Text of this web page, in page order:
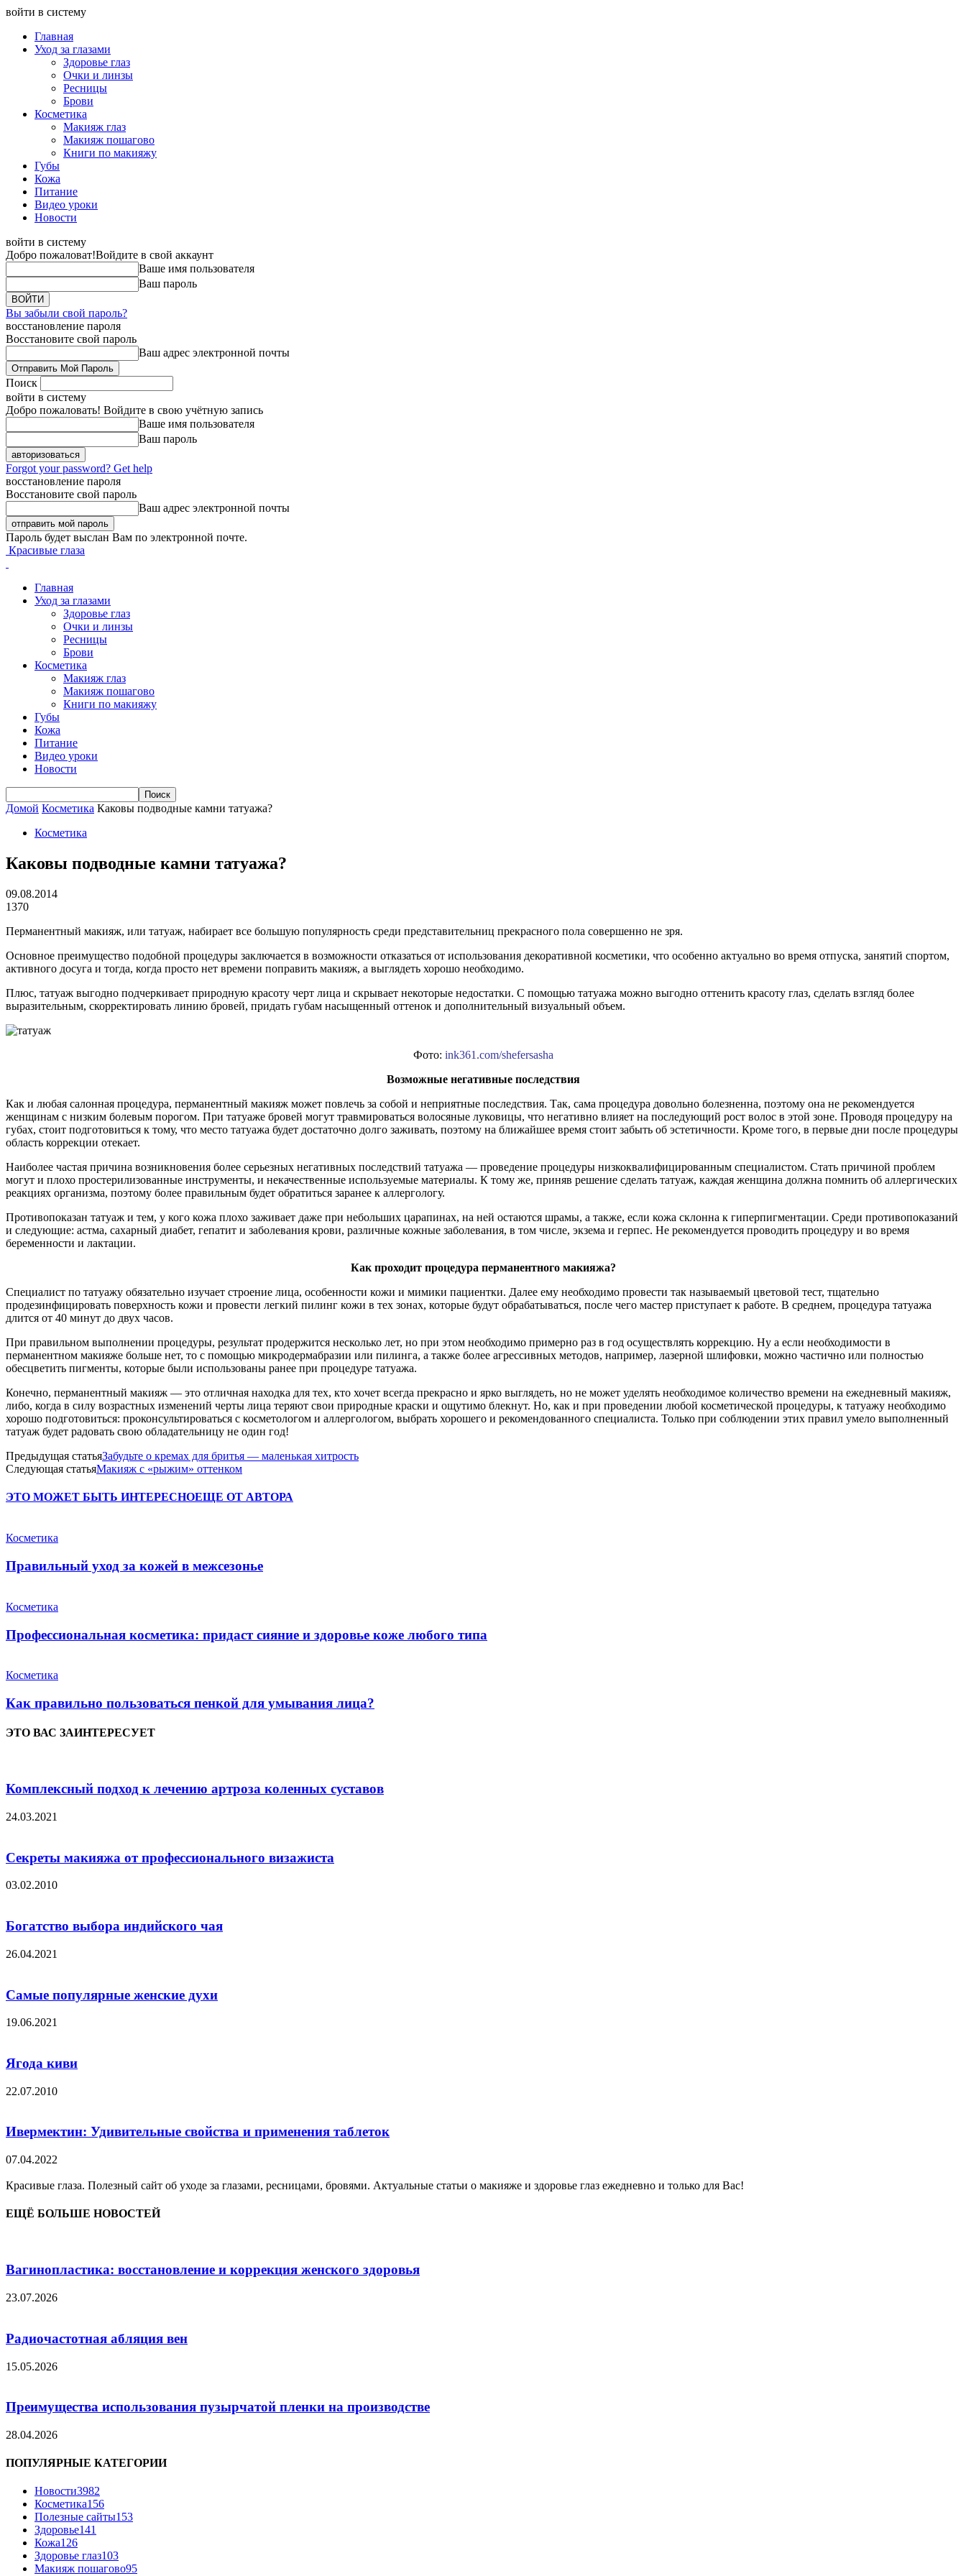
войти в систему
Главная
Уход за глазами
Здоровье глаз
Очки и линзы
Ресницы
Брови
Косметика
Макияж глаз
Макияж пошагово
Книги по макияжу
Губы
Кожа
Питание
Видео уроки
Новости
войти в систему
Добро пожаловат!Войдите в свой аккаунт
Ваше имя пользователя
Ваш пароль
Вы забыли свой пароль?
восстановление пароля
Восстановите свой пароль
Ваш адрес электронной почты
Поиск
войти в систему
Добро пожаловать! Войдите в свою учётную запись
Ваше имя пользователя
Ваш пароль
Forgot your password? Get help
восстановление пароля
Восстановите свой пароль
Ваш адрес электронной почты
Пароль будет выслан Вам по электронной почте.
Красивые глаза
Главная
Уход за глазами
Здоровье глаз
Очки и линзы
Ресницы
Брови
Косметика
Макияж глаз
Макияж пошагово
Книги по макияжу
Губы
Кожа
Питание
Видео уроки
Новости
Домой Косметика Каковы подводные камни татуажа?
Косметика
Каковы подводные камни татуажа?
09.08.2014
1370
Перманентный макияж, или татуаж, набирает все большую популярность среди представительниц прекрасного пола совершенно не зря.
Основное преимущество подобной процедуры заключается в возможности отказаться от использования декоративной косметики, что особенно актуально во время отпуска, занятий спортом,
активного досуга и тогда, когда просто нет времени поправить макияж, а выглядеть хорошо необходимо.
Плюс, татуаж выгодно подчеркивает природную красоту черт лица и скрывает некоторые недостатки. С помощью татуажа можно выгодно оттенить красоту глаз, сделать взгляд более
выразительным, скорректировать линию бровей, придать губам насыщенный оттенок и дополнительный визуальный объем.
Фото: ink361.com/shefersasha
Возможные негативные последствия
Как и любая салонная процедура, перманентный макияж может повлечь за собой и неприятные последствия. Так, сама процедура довольно болезненна, поэтому она не рекомендуется
женщинам с низким болевым порогом. При татуаже бровей могут травмироваться волосяные луковицы, что негативно влияет на последующий рост волос в этой зоне. Проводя процедуру на
губах, стоит подготовиться к тому, что место татуажа будет достаточно долго заживать, поэтому на ближайшее время стоит забыть об эстетичности. Кроме того, в первые дни после процедуры
область коррекции отекает.
Наиболее частая причина возникновения более серьезных негативных последствий татуажа — проведение процедуры низкоквалифицированным специалистом. Стать причиной проблем
могут и плохо простерилизованные инструменты, и некачественные используемые материалы. К тому же, приняв решение сделать татуаж, каждая женщина должна помнить об аллергических
реакциях организма, поэтому более правильным будет обратиться заранее к аллергологу.
Противопоказан татуаж и тем, у кого кожа плохо заживает даже при небольших царапинах, на ней остаются шрамы, а также, если кожа склонна к гиперпигментации. Среди противопоказаний
и следующие: астма, сахарный диабет, гепатит и заболевания крови, различные кожные заболевания, в том числе, экзема и герпес. Не рекомендуется проводить процедуру и во время
беременности и лактации.
Как проходит процедура перманентного макияжа?
Специалист по татуажу обязательно изучает строение лица, особенности кожи и мимики пациентки. Далее ему необходимо провести так называемый цветовой тест, тщательно
продезинфицировать поверхность кожи и провести легкий пилинг кожи в тех зонах, которые будут обрабатываться, после чего мастер приступает к работе. В среднем, процедура татуажа
длится от 40 минут до двух часов.
При правильном выполнении процедуры, результат продержится несколько лет, но при этом необходимо примерно раз в год осуществлять коррекцию. Ну а если необходимости в
перманентном макияже больше нет, то с помощью микродермабразии или пилинга, а также более агрессивных методов, например, лазерной шлифовки, можно частично или полностью
обесцветить пигменты, которые были использованы ранее при процедуре татуажа.
Конечно, перманентный макияж — это отличная находка для тех, кто хочет всегда прекрасно и ярко выглядеть, но не может уделять необходимое количество времени на ежедневный макияж,
либо, когда в силу возрастных изменений черты лица теряют свои природные краски и ощутимо блекнут. Но, как и при проведении любой косметической процедуры, к татуажу необходимо
хорошо подготовиться: проконсультироваться с косметологом и аллергологом, выбрать хорошего и рекомендованного специалиста. Только при соблюдении этих правил умело выполненный
татуаж будет радовать свою обладательницу не один год!
Предыдущая статьяЗабудьте о кремах для бритья — маленькая хитрость
Следующая статьяМакияж с «рыжим» оттенком
ЭТО МОЖЕТ БЫТЬ ИНТЕРЕСНОЕЩЕ ОТ АВТОРА
Косметика
Правильный уход за кожей в межсезонье
Косметика
Профессиональная косметика: придаст сияние и здоровье коже любого типа
Косметика
Как правильно пользоваться пенкой для умывания лица?
ЭТО ВАС ЗАИНТЕРЕСУЕТ
Комплексный подход к лечению артроза коленных суставов
24.03.2021
Секреты макияжа от профессионального визажиста
03.02.2010
Богатство выбора индийского чая
26.04.2021
Самые популярные женские духи
19.06.2021
Ягода киви
22.07.2010
Ивермектин: Удивительные свойства и применения таблеток
07.04.2022
Красивые глаза. Полезный сайт об уходе за глазами, ресницами, бровями. Актуальные статьи о макияже и здоровье глаз ежедневно и только для Вас!
ЕЩЁ БОЛЬШЕ НОВОСТЕЙ
Вагинопластика: восстановление и коррекция женского здоровья
23.07.2026
Радиочастотная абляция вен
15.05.2026
Преимущества использования пузырчатой пленки на производстве
28.04.2026
ПОПУЛЯРНЫЕ КАТЕГОРИИ
Новости3982
Косметика156
Полезные сайты153
Здоровье141
Кожа126
Здоровье глаз103
Макияж пошагово95